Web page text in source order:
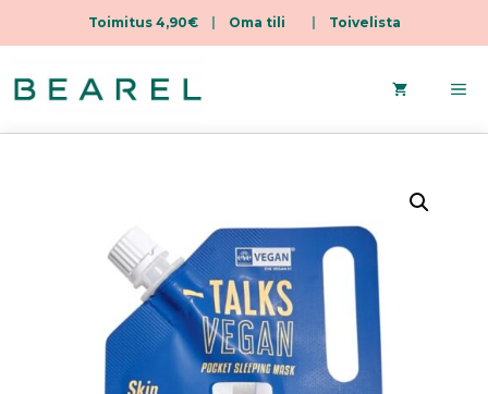
Toimitus 4,90€| Oma tili Toivelista
sisältöön